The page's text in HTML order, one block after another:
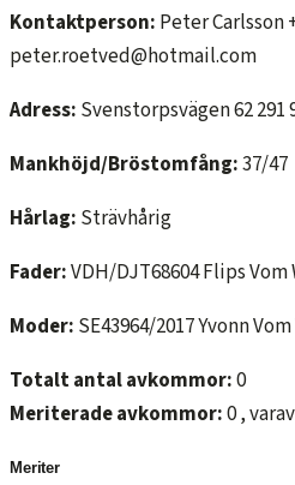
Kontaktperson: Peter Carlsson
peter.roetved@hotmail.com
Adress: Svenstorpsvägen 62
Mankhöjd/Bröstomfång:37/47
Hårlag: Strävhårig
Fader:VDH/DJT68604 Flips
Moder: SE43964/2017 Yvonn
Totalt antal avkommor:0
Meriterade avkommor:0 ,
Meriter